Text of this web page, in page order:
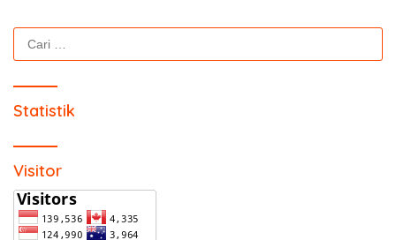
Cari
untuk:
Statistik
Visitor